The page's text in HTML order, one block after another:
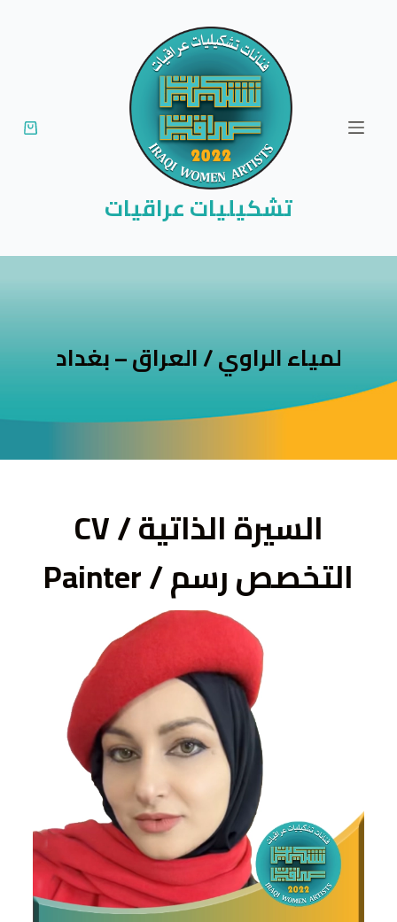
ى
تشكيليات عراقيات
لمياء الراوي / العراق – بغداد
السيرة الذاتية / CV
التخصص رسم / Painter